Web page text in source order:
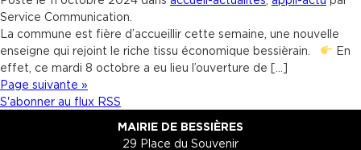
Service Communication.
La commune est fière d’accueillir cette semaine, une nouvelle
enseigne qui rejoint le riche tissu économique bessièrain.
En
effet, ce mardi 8 octobre a eu lieu l’ouverture de […]
Page suivante »
S'abonner au flux RSS
MAIRIE DE BESSIÈRES
29 Place du Souvenir